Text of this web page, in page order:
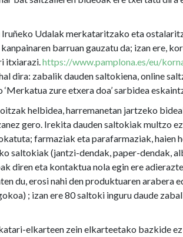
Iruñeko Udalak merkataritzako eta
kanpainaren barruan gauzatu da; izan ere,
itxiarazi.https://www.pamplona.es/eu/
dira: zabalik dauden saltokiena, online
‘Merkatua zure etxera doa’ sarbidea
helbidea, harremanetan jartzeko
gero. Irekita dauden saltokiak multzo
farmaziak eta parafarmaziak, haien
saltokiak (jantzi-dendak, paper-dendak,
diren eta kontaktua nola egin ere
du, erosi nahi den produktuaren arabera
; izan ere 80 saltoki inguru daude
elkarteen zein elkarteetako bazkide